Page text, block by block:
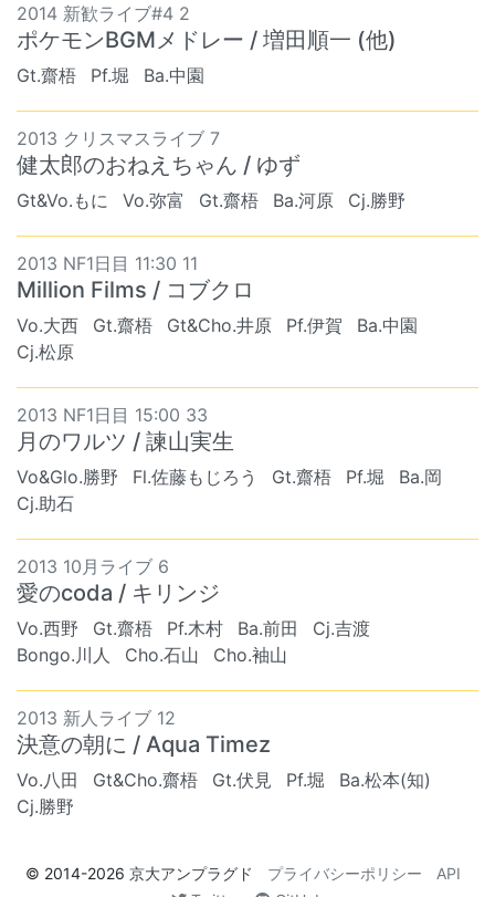
2014 新歓ライブ#4 2
ポケモンBGMメドレー / 増田順一 (他)
Gt.齋梧 Pf.堀 Ba.中園
2013 クリスマスライブ 7
健太郎のおねえちゃん / ゆず
Gt&Vo.もに Vo.弥富 Gt.齋梧 Ba.河原 Cj.勝野
2013 NF1日目 11:30 11
Million Films / コブクロ
Vo.大西 Gt.齋梧 Gt&Cho.井原 Pf.伊賀
Ba.中園
Cj.松原
2013 NF1日目 15:00 33
月のワルツ / 諫山実生
Vo&Glo.勝野 Fl.佐藤もじろう Gt.齋梧 Pf.堀
Ba.岡
Cj.助石
2013 10月ライブ 6
愛のcoda / キリンジ
Vo.西野 Gt.齋梧 Pf.木村 Ba.前田
Cj.吉渡
Bongo.川人
Cho.石山 Cho.袖山
2013 新人ライブ 12
決意の朝に / Aqua Timez
Vo.八田 Gt&Cho.齋梧 Gt.伏見 Pf.堀
Ba.松本(知)
Cj.勝野
© 2014-2026 京大アンプラグド プライバシーポリシー
API